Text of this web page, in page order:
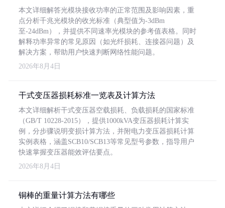
本文详细解答光模块接收功率的正常范围及影响因素，重
点分析千兆光模块的收光标准（典型值为-3dBm
至-24dBm），并提供不同速率光模块的参考值表格。同时
解释功率异常的常见原因（如光纤损耗、连接器问题）及
解决方案，帮助用户快速判断网络性能问题。
2026年8月4日
干式变压器损耗标准一览表及计算方法
本文详细解析干式变压器空载损耗、负载损耗的国家标准
（GB/T 10228-2015），提供1000kVA变压器损耗计算实
例，分步骤说明变损计算方法，并附电力变压器损耗计算
实例表格，涵盖SCB10/SCB13等常见型号参数，指导用户
快速掌握变压器能效评估要点。
2026年8月4日
铜棒的重量计算方法有哪些